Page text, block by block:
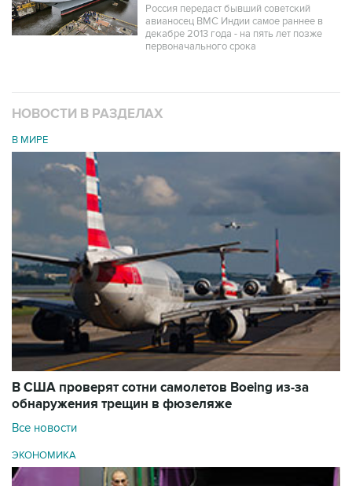
Россия передаст бывший советский
авианосец ВМС Индии самое раннее в
декабре 2013 года - на пять лет позже
первоначального срока
НОВОСТИ В РАЗДЕЛАХ
В МИРЕ
В США проверят сотни самолетов Boeing из-за
обнаружения трещин в фюзеляже
Все новости
ЭКОНОМИКА